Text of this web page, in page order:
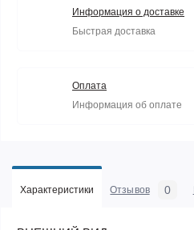
Информация о доставке
Быстрая доставка
Оплата
Информация об оплате
Характеристики Отзывов 0